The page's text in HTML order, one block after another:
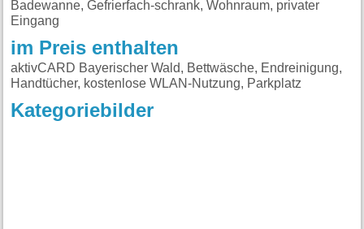
Badewanne, Gefrierfach-schrank, Wohnraum, privater
Eingang
im Preis enthalten
aktivCARD Bayerischer Wald, Bettwäsche, Endreinigung,
Handtücher, kostenlose WLAN-Nutzung, Parkplatz
Kategoriebilder